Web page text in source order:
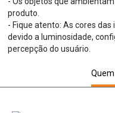
produto.
- Fique atento: As cores
devido a luminosidade,
percepção do usuário.